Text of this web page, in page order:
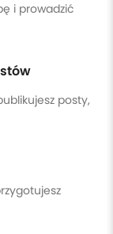
i prowadzić
posty,